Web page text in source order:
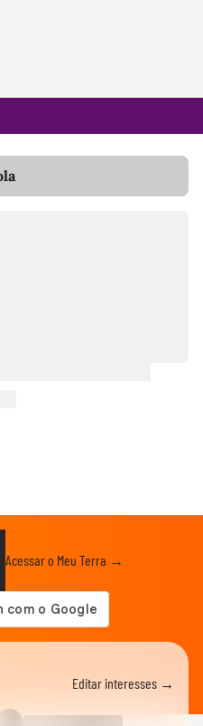
Acessar o Meu Terra →
Editar interesses →